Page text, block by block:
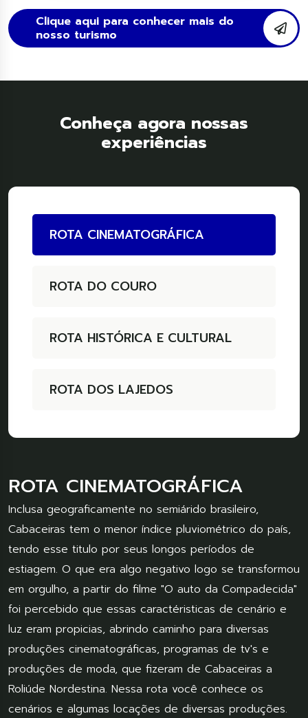
Clique aqui para conhecer mais do
nosso turismo
Conheça agora nossas
experiências
ROTA CINEMATOGRÁFICA
ROTA DO COURO
ROTA HISTÓRICA E CULTURAL
ROTA DOS LAJEDOS
ROTA CINEMATOGRÁFICA
Inclusa geograficamente no semiárido brasileiro,
Cabaceiras tem o menor índice pluviométrico do país,
tendo esse titulo por seus longos períodos de
estiagem. O que era algo negativo logo se transformou
em orgulho, a partir do filme "O auto da Compadecida"
foi percebido que essas caractéristicas de cenário e
luz eram propicias, abrindo caminho para diversas
produções cinematográficas, programas de tv's e
produções de moda, que fizeram de Cabaceiras a
Roliúde Nordestina. Nessa rota você conhece os
cenários e algumas locações de diversas produções.